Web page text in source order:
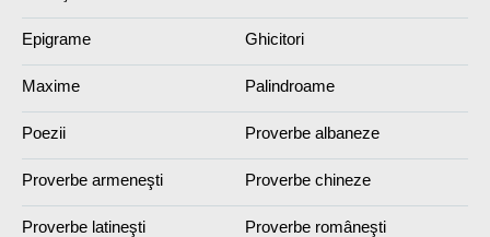
Epigrame Ghicitori
Maxime Palindroame
Poezii Proverbe albaneze
Proverbe armeneşti Proverbe chineze
Proverbe latineşti Proverbe româneşti